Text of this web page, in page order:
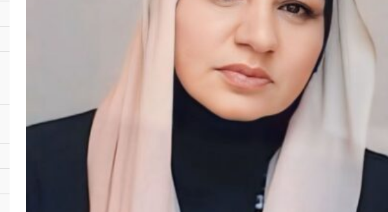
Xocalı, Ağdərə və Cəbrayılın
kəndlərinə köç karvanı yola